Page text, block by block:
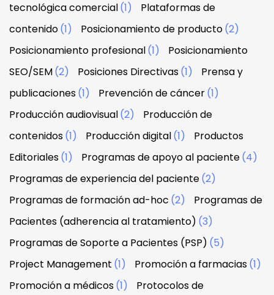
tecnológica comercial(1)
Plataformas de
contenido(1) Posicionamiento de producto(2)
Posicionamiento profesional(1)
Posicionamiento
SEO/SEM(2) Posiciones Directivas(1)
Prensa y
publicaciones(1) Prevención de cáncer(1)
Producción audiovisual(2)
Producción de
contenidos(1) Producción digital(1)
Productos
Editoriales(1) Programas de apoyo al paciente(4)
Programas de experiencia del paciente(2)
Programas de formación ad-hoc (2)
Programas de
Pacientes (adherencia al tratamiento) (3)
Programas de Soporte a Pacientes (PSP) (5)
Project Management (1) Promoción a farmacias(1)
Promoción a médicos(1)
Protocolos de